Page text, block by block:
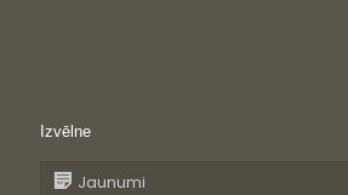
Izvēlne
Jaunumi